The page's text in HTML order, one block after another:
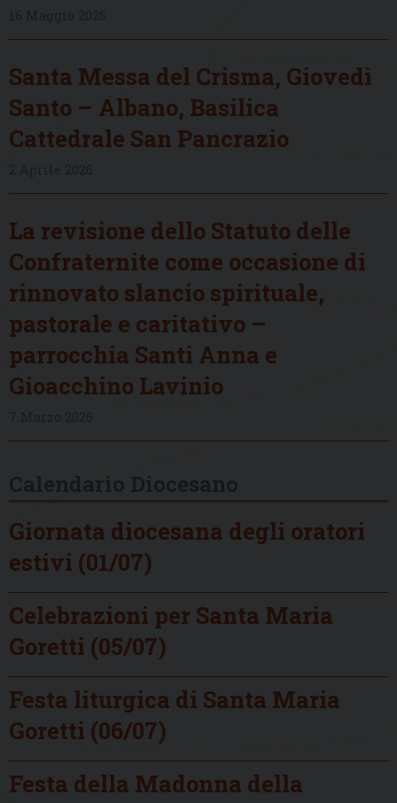
Santa Messa del Crisma, Giovedì
Santo – Albano, Basilica
Cattedrale San Pancrazio
La revisione dello Statuto delle
Confraternite come occasione di
rinnovato slancio spirituale,
pastorale e caritativo –
parrocchia Santi Anna e
Gioacchino Lavinio
Giornata diocesana degli oratori
estivi (01/07)
Celebrazioni per Santa Maria
Goretti (05/07)
Festa liturgica di Santa Maria
Goretti (06/07)
Festa della Madonna della